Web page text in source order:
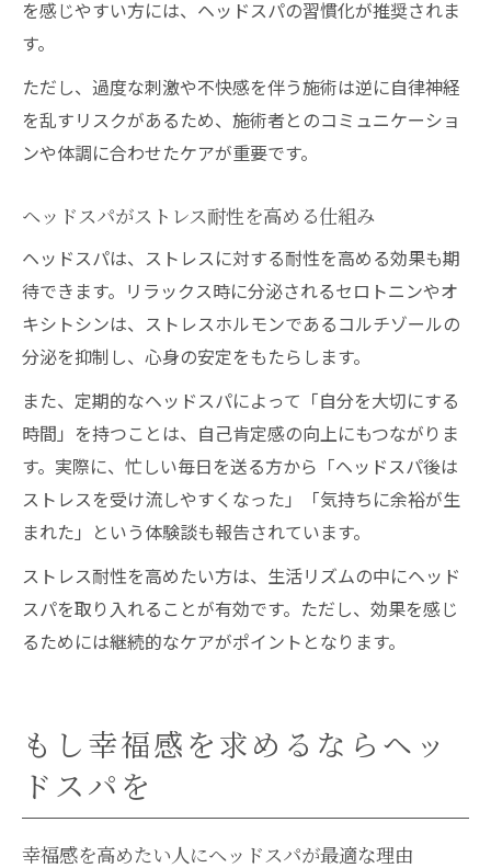
を感じやすい方には、ヘッドスパの習慣化が推奨されま
す。
ただし、過度な刺激や不快感を伴う施術は逆に自律神経
を乱すリスクがあるため、施術者とのコミュニケーショ
ンや体調に合わせたケアが重要です。
ヘッドスパがストレス耐性を高める仕組み
ヘッドスパは、ストレスに対する耐性を高める効果も期
待できます。リラックス時に分泌されるセロトニンやオ
キシトシンは、ストレスホルモンであるコルチゾールの
分泌を抑制し、心身の安定をもたらします。
また、定期的なヘッドスパによって「自分を大切にする
時間」を持つことは、自己肯定感の向上にもつながりま
す。実際に、忙しい毎日を送る方から「ヘッドスパ後は
ストレスを受け流しやすくなった」「気持ちに余裕が生
まれた」という体験談も報告されています。
ストレス耐性を高めたい方は、生活リズムの中にヘッド
スパを取り入れることが有効です。ただし、効果を感じ
るためには継続的なケアがポイントとなります。
もし幸福感を求めるならヘッ
ドスパを
幸福感を高めたい人にヘッドスパが最適な理由